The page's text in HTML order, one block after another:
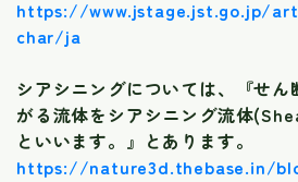
https://www.jstage.jst.go.jp/
char/ja
シアシニングについては、『せ
がる流体をシアシニング流体
といいます。』とあります。
https://nature3d.thebase.in/